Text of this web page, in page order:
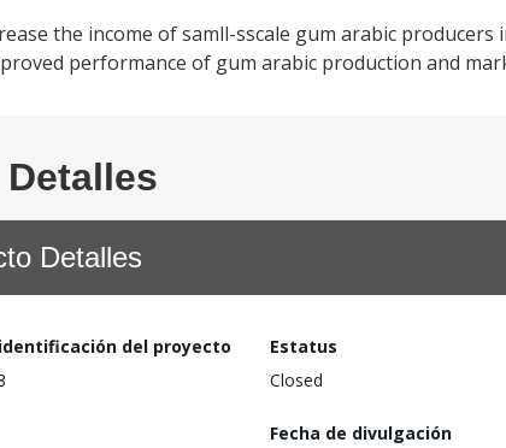
the income of samll-sscale gum arabic
performance of gum arabic production and
Detalles
del proyecto
Estatus
Closed
Fecha de divulgación